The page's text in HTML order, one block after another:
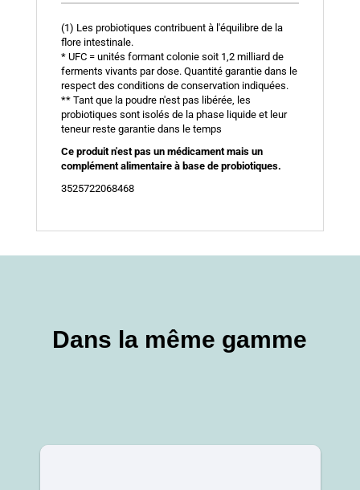
(1) Les probiotiques contribuent à l'équilibre de la
flore intestinale.
* UFC = unités formant colonie soit 1,2 milliard de
ferments vivants par dose. Quantité garantie dans le
respect des conditions de conservation indiquées.
** Tant que la poudre n'est pas libérée, les
probiotiques sont isolés de la phase liquide et leur
teneur reste garantie dans le temps
Ce produit n'est pas un médicament mais un
complément alimentaire à base de probiotiques.
3525722068468
Dans la même gamme